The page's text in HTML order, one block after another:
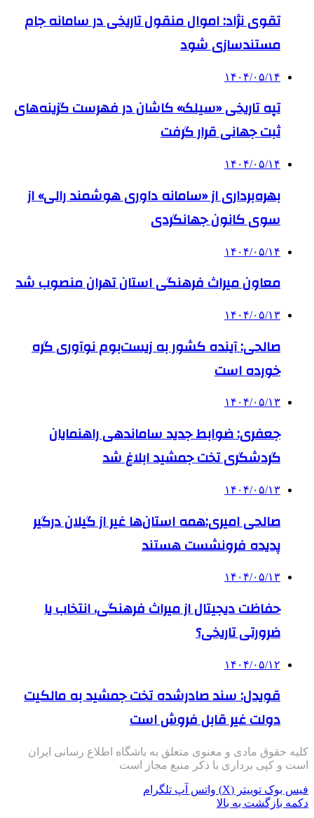
تقوی نژاد: اموال منقول تاریخی در سامانه جام
مستندسازی شود
۱۴۰۴/۰۵/۱۴
تپه تاریخی «سیلک» کاشان در فهرست گزینه‌های
ثبت جهانی قرار گرفت
۱۴۰۴/۰۵/۱۴
بهره‌برداری از «سامانه داوری هوشمند رالی» از
سوی کانون جهانگردی
۱۴۰۴/۰۵/۱۴
معاون میراث فرهنگی استان تهران منصوب شد
۱۴۰۴/۰۵/۱۳
صالحی: آینده کشور به زیست‌بوم نوآوری گره
خورده است
۱۴۰۴/۰۵/۱۳
جعفری: ضوابط جدید ساماندهی راهنمایان
گردشگری تخت جمشید ابلاغ شد
۱۴۰۴/۰۵/۱۳
صالحی امیری:همه استان‌ها غیر از گیلان درگیر
پدیده فرونشست هستند
۱۴۰۴/۰۵/۱۳
حفاظت دیجیتال از میراث فرهنگی، انتخاب یا
ضرورتی تاریخی؟
۱۴۰۴/۰۵/۱۲
قویدل: سند صادرشده تخت جمشید به مالکیت
دولت غیر قابل فروش است
کلیه حقوق مادی و معنوی متعلق به باشگاه اطلاع رسانی ایران
است و کپی برداری با ذکر منبع مجاز است
فیس بوک توییتر (X) واتس آپ تلگرام
دکمه بازگشت به بالا